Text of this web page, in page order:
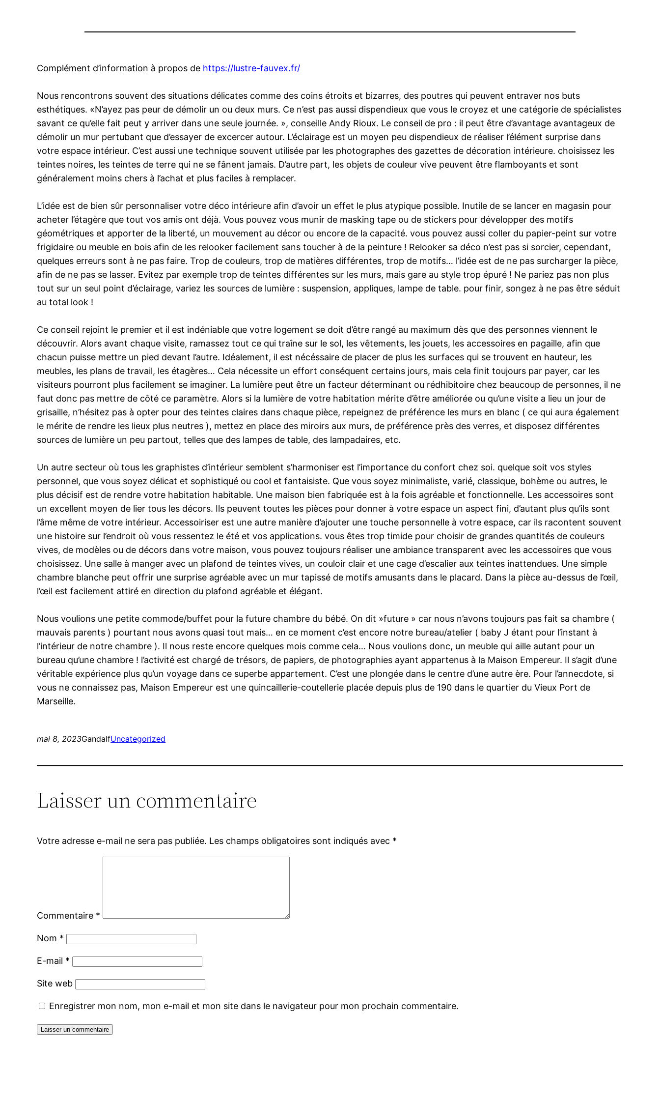
Complément d’information à propos de https://lustre-fauvex.fr/
Nous rencontrons souvent des situations délicates comme des coins étroits et bizarres, des poutres qui peuvent entraver nos buts
esthétiques. «N’ayez pas peur de démolir un ou deux murs. Ce n’est pas aussi dispendieux que vous le croyez et une catégorie de spécialistes
savant ce qu’elle fait peut y arriver dans une seule journée. », conseille Andy Rioux. Le conseil de pro : il peut être d’avantage avantageux de
démolir un mur pertubant que d’essayer de excercer autour. L’éclairage est un moyen peu dispendieux de réaliser l’élément surprise dans
votre espace intérieur. C’est aussi une technique souvent utilisée par les photographes des gazettes de décoration intérieure. choisissez les
teintes noires, les teintes de terre qui ne se fânent jamais. D’autre part, les objets de couleur vive peuvent être flamboyants et sont
généralement moins chers à l’achat et plus faciles à remplacer.
L’idée est de bien sûr personnaliser votre déco intérieure afin d’avoir un effet le plus atypique possible. Inutile de se lancer en magasin pour
acheter l’étagère que tout vos amis ont déjà. Vous pouvez vous munir de masking tape ou de stickers pour développer des motifs
géométriques et apporter de la liberté, un mouvement au décor ou encore de la capacité. vous pouvez aussi coller du papier-peint sur votre
frigidaire ou meuble en bois afin de les relooker facilement sans toucher à de la peinture ! Relooker sa déco n’est pas si sorcier, cependant,
quelques erreurs sont à ne pas faire. Trop de couleurs, trop de matières différentes, trop de motifs… l’idée est de ne pas surcharger la pièce,
afin de ne pas se lasser. Evitez par exemple trop de teintes différentes sur les murs, mais gare au style trop épuré ! Ne pariez pas non plus
tout sur un seul point d’éclairage, variez les sources de lumière : suspension, appliques, lampe de table. pour finir, songez à ne pas être séduit
au total look !
Ce conseil rejoint le premier et il est indéniable que votre logement se doit d’être rangé au maximum dès que des personnes viennent le
découvrir. Alors avant chaque visite, ramassez tout ce qui traîne sur le sol, les vêtements, les jouets, les accessoires en pagaille, afin que
chacun puisse mettre un pied devant l’autre. Idéalement, il est nécéssaire de placer de plus les surfaces qui se trouvent en hauteur, les
meubles, les plans de travail, les étagères… Cela nécessite un effort conséquent certains jours, mais cela finit toujours par payer, car les
visiteurs pourront plus facilement se imaginer. La lumière peut être un facteur déterminant ou rédhibitoire chez beaucoup de personnes, il ne
faut donc pas mettre de côté ce paramètre. Alors si la lumière de votre habitation mérite d’être améliorée ou qu’une visite a lieu un jour de
grisaille, n’hésitez pas à opter pour des teintes claires dans chaque pièce, repeignez de préférence les murs en blanc ( ce qui aura également
le mérite de rendre les lieux plus neutres ), mettez en place des miroirs aux murs, de préférence près des verres, et disposez différentes
sources de lumière un peu partout, telles que des lampes de table, des lampadaires, etc.
Un autre secteur où tous les graphistes d’intérieur semblent s’harmoniser est l’importance du confort chez soi. quelque soit vos styles
personnel, que vous soyez délicat et sophistiqué ou cool et fantaisiste. Que vous soyez minimaliste, varié, classique, bohème ou autres, le
plus décisif est de rendre votre habitation habitable. Une maison bien fabriquée est à la fois agréable et fonctionnelle. Les accessoires sont
un excellent moyen de lier tous les décors. Ils peuvent toutes les pièces pour donner à votre espace un aspect fini, d’autant plus qu’ils sont
l’âme même de votre intérieur. Accessoiriser est une autre manière d’ajouter une touche personnelle à votre espace, car ils racontent souvent
une histoire sur l’endroit où vous ressentez le été et vos applications. vous êtes trop timide pour choisir de grandes quantités de couleurs
vives, de modèles ou de décors dans votre maison, vous pouvez toujours réaliser une ambiance transparent avec les accessoires que vous
choisissez. Une salle à manger avec un plafond de teintes vives, un couloir clair et une cage d’escalier aux teintes inattendues. Une simple
chambre blanche peut offrir une surprise agréable avec un mur tapissé de motifs amusants dans le placard. Dans la pièce au-dessus de l’œil,
l’œil est facilement attiré en direction du plafond agréable et élégant.
Nous voulions une petite commode/buffet pour la future chambre du bébé. On dit »future » car nous n’avons toujours pas fait sa chambre (
mauvais parents ) pourtant nous avons quasi tout mais… en ce moment c’est encore notre bureau/atelier ( baby J étant pour l’instant à
l’intérieur de notre chambre ). Il nous reste encore quelques mois comme cela… Nous voulions donc, un meuble qui aille autant pour un
bureau qu’une chambre ! l’activité est chargé de trésors, de papiers, de photographies ayant appartenus à la Maison Empereur. Il s’agit d’une
véritable expérience plus qu’un voyage dans ce superbe appartement. C’est une plongée dans le centre d’une autre ère. Pour l’annecdote, si
vous ne connaissez pas, Maison Empereur est une quincaillerie-coutellerie placée depuis plus de 190 dans le quartier du Vieux Port de
Marseille.
mai 8, 2023GandalfUncategorized
Laisser un commentaire
Votre adresse e-mail ne sera pas publiée. Les champs obligatoires sont indiqués avec *
Commentaire *
Nom *
E-mail *
Site web
Enregistrer mon nom, mon e-mail et mon site dans le navigateur pour mon prochain commentaire.